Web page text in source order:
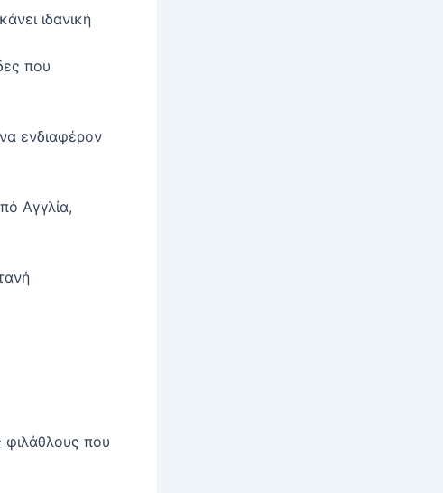
ιδανική
που
ενδιαφέρον
Αγγλία,
φιλάθλους που